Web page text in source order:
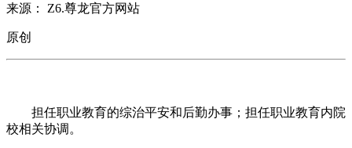
来源： Z6.尊龙官方网站
原创
担任职业教育的综治平安和后勤办事；担任职业教育内院
校相关协调。